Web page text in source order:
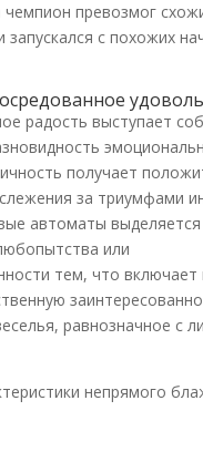
чемпион превозмог
запускался с похожих
радость выступает
получает
за триумфами
автоматы
или
тем, что включает
равнозначное с
непрямого